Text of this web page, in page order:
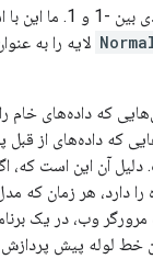
مقادیر پیکسل عادی
لایه را به
که داده‌های خام
که داده‌های از
آن این است که،
دارد، هر زمان که مدل
وب، در یک
خط لوله پیش پردازش